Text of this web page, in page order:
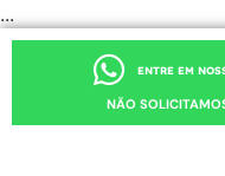
...
ENTRE EM
NÃO